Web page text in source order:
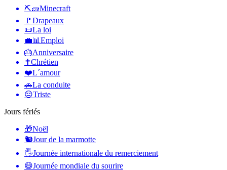
⛏🧱Minecraft
🚩Drapeaux
📜La loi
💼📊 Emploi
🎂Anniversaire
✝️Chrétien
❤️L´amour
🚗La conduite
😔Triste
Jours fériés
🎁Noël
🐿Jour de la marmotte
🖐Journée internationale du remerciement
😄Journée mondiale du sourire